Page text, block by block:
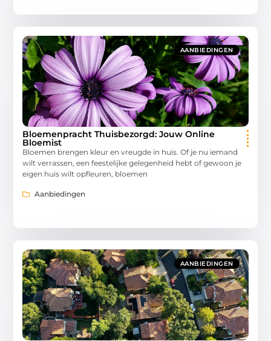
AANBIEDINGEN
Bloemenpracht Thuisbezorgd: Jouw Online
Bloemist
Bloemen brengen kleur en vreugde in huis. Of je nu iemand
wilt verrassen, een feestelijke gelegenheid hebt of gewoon je
eigen huis wilt opfleuren, bloemen
Aanbiedingen
AANBIEDINGEN